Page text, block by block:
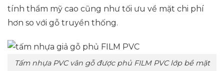
tính thẩm mỹ cao cũng như tối ưu về mặt chi phí
hơn so với gỗ truyền thống.
Tấm nhựa PVC vân gỗ được phủ FILM PVC lớp bề mặt